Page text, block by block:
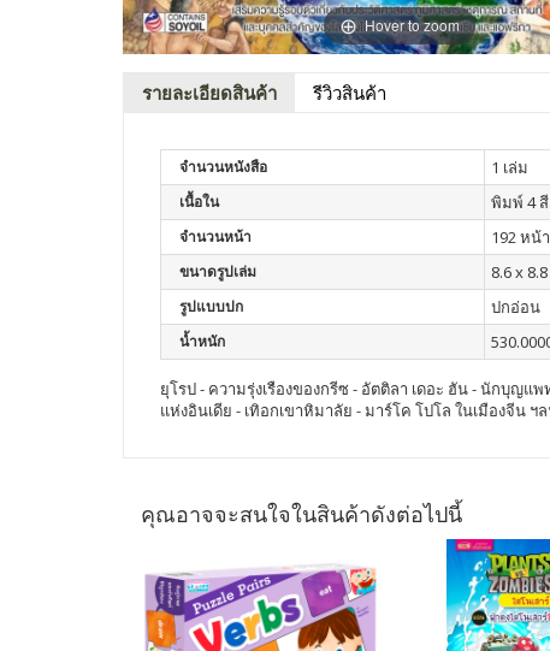
Hover to zoom
รายละเอียดสินค้า รีวิวสินค้า
จำนวนหนังสือ 1 เล่ม
เนื้อใน พิมพ์ 4 สี
จำนวนหน้า 192 หน้า
ขนาดรูปเล่ม 8.6 x
รูปแบบปก ปกอ่อน
น้ำหนัก
ยุโรป - ความรุ่งเรืองของกรีซ - อัตติลา เดอะ ฮัน - นักบุญแ
แห่งอินเดีย - เทิอกเขาหิมาลัย - มาร์โค โปโล ในเมืองจีน
คุณอาจจะสนใจในสินค้าดังต่อไปนี้